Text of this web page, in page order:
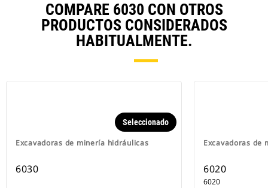
COMPARE 6030 CON OTROS
PRODUCTOS CONSIDERADOS
HABITUALMENTE.
Excavadoras de minería hidráulicas
Seleccionado
6030
Excavadoras de
6020
6020